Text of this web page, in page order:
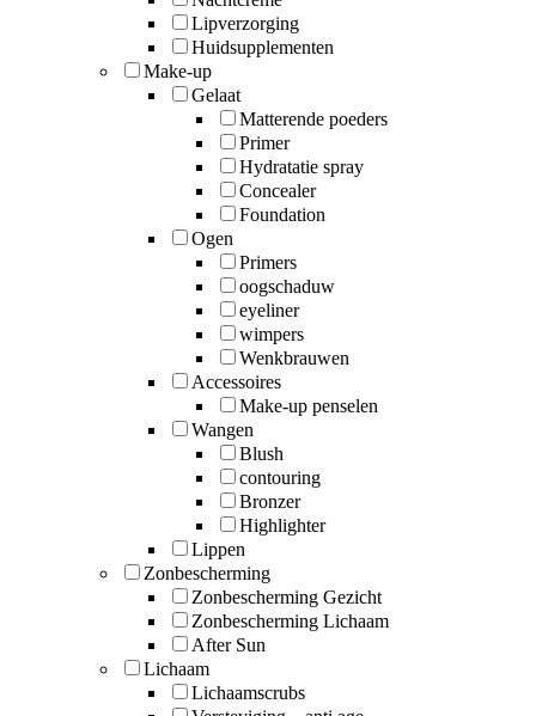
Lipverzorging
Huidsupplementen
Make-up
Gelaat
Matterende poeders
Primer
Hydratatie spray
Concealer
Foundation
Ogen
Primers
oogschaduw
eyeliner
wimpers
Wenkbrauwen
Accessoires
Make-up penselen
Wangen
Blush
contouring
Bronzer
Highlighter
Lippen
Zonbescherming
Zonbescherming Gezicht
Zonbescherming Lichaam
After Sun
Lichaam
Lichaamscrubs